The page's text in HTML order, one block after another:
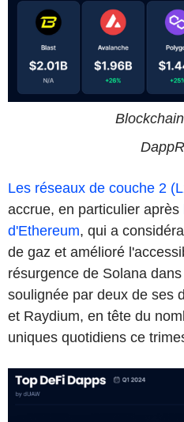
Les réseaux de couche 2
accrue, en particulier après
d'Ethereum, qui a
de gaz et amélioré
résurgence de Solana
soulignée par deux de ses
et Raydium, en tête du
uniques quotidiens ce